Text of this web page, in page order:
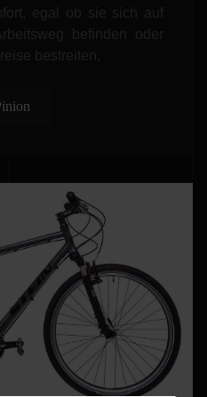
egal ob sie sich auf
befinden oder
bestreiten.